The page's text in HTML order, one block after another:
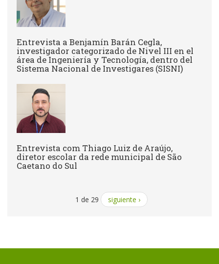
Entrevista a Benjamín Barán Cegla,
investigador categorizado de Nivel III en el
área de Ingeniería y Tecnología, dentro del
Sistema Nacional de Investigares (SISNI)
Entrevista com Thiago Luiz de Araújo,
diretor escolar da rede municipal de São
Caetano do Sul
1 de 29 siguiente ›